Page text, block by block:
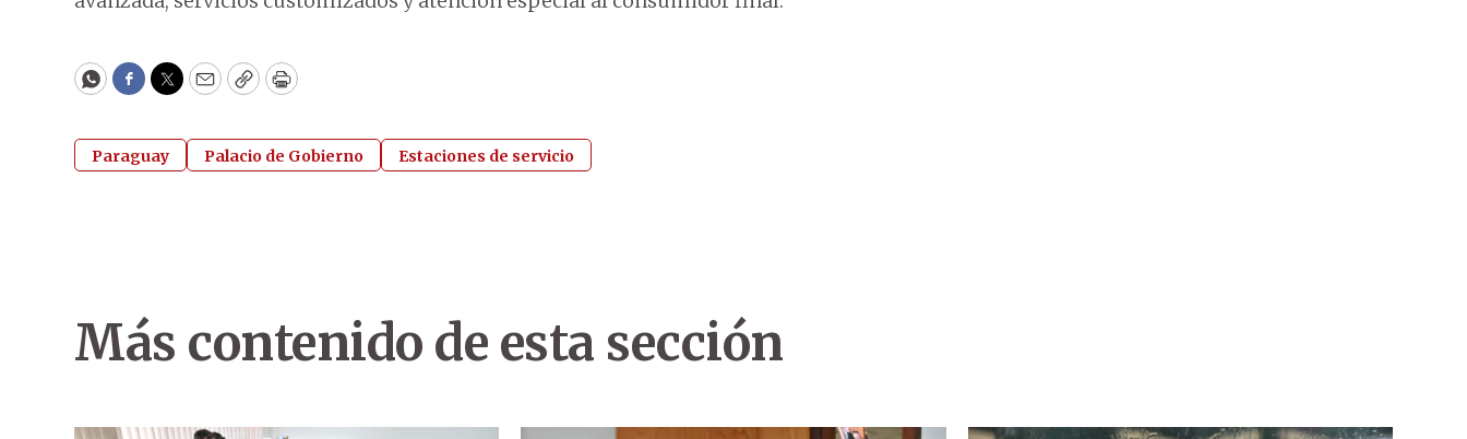
WhatsApp
Facebook
Twitter
EmailCopyPrint
Paraguay Palacio de Gobierno Estaciones de servicio
Más contenido de esta sección